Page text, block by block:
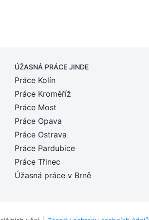
ÚŽASNÁ PRÁCE JINDE
Práce Kolín
Práce Kroměříž
Práce Most
Práce Opava
Práce Ostrava
Práce Pardubice
Práce Třinec
Úžasná práce v Brně